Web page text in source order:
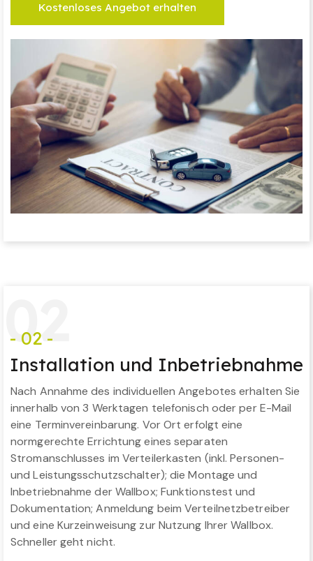
Kostenloses Angebot erhalten
02
- 02 -
Installation und Inbetriebnahme
Nach Annahme des individuellen Angebotes erhalten Sie
innerhalb von 3 Werktagen telefonisch oder per E-Mail
eine Terminvereinbarung. Vor Ort erfolgt eine
normgerechte Errichtung eines separaten
Stromanschlusses im Verteilerkasten (inkl. Personen-
und Leistungsschutzschalter); die Montage und
Inbetriebnahme der Wallbox; Funktionstest und
Dokumentation; Anmeldung beim Verteilnetzbetreiber
und eine Kurzeinweisung zur Nutzung Ihrer Wallbox.
Schneller geht nicht.